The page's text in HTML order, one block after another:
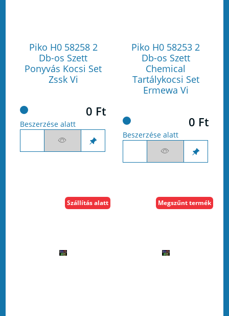
Piko H0 58258 2
Db-os Szett
Ponyvás Kocsi Set
Zssk Vi
0 Ft
Beszerzése alatt
Piko H0 58253 2
Db-os Szett
Chemical
Tartálykocsi Set
Ermewa Vi
0 Ft
Beszerzése alatt
Szállítás alatt Megszűnt termék